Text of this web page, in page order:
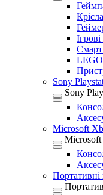
LEGO
Sony
Sony
Microsoft
Портативні